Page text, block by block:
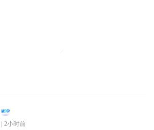
2小时前